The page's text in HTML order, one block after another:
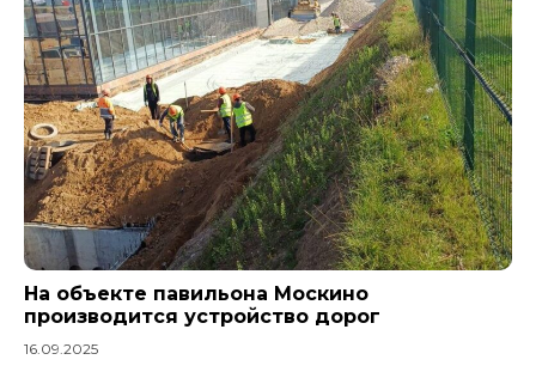
На объекте павильона Москино
производится устройство дорог
16.09.2025